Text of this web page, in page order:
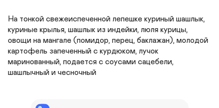
На тонкой свежеиспеченной лепешке куриный шашлык,
куриные крылья, шашлык из индейки, люля курицы,
овощи на мангале (помидор, перец, баклажан), молодой
картофель запеченный с курдюком, лучок
маринованный, подается с соусами сацебели,
шашлычный и чесночный